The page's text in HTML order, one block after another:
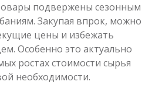
подвержены сезонным
Закупая впрок, можно
цены и избежать
Особенно это актуально
ростах стоимости сырья
необходимости.